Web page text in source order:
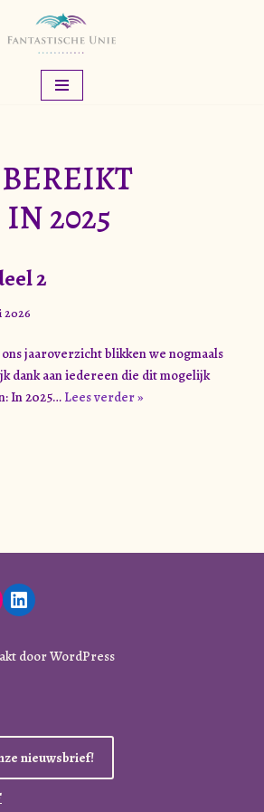
2025
2
2026
jaaroverzicht blikken we nogmaals
dank aan iedereen die dit mogelijk
In 2025… Lees verder »
doorWordPress
nieuwsbrief!